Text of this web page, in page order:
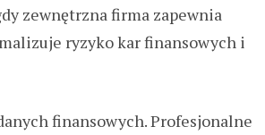
zewnętrzna firma zapewnia
ryzyko kar finansowych i
finansowych. Profesjonalne